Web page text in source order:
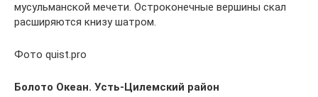
мусульманской мечети. Остроконечные вершины скал
расширяются книзу шатром.
Фото quist.pro
Болото Океан. Усть-Цилемский район